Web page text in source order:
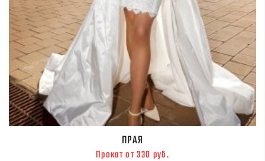
ПРАЯ
Прокат от 330 руб.